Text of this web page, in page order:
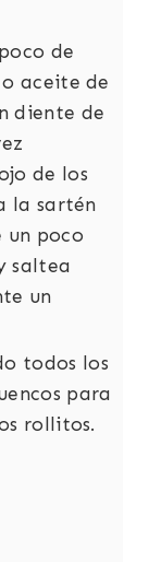
de
aceite de
diente de
de los
la sartén
un poco
saltea
un
todos los
para
rollitos.